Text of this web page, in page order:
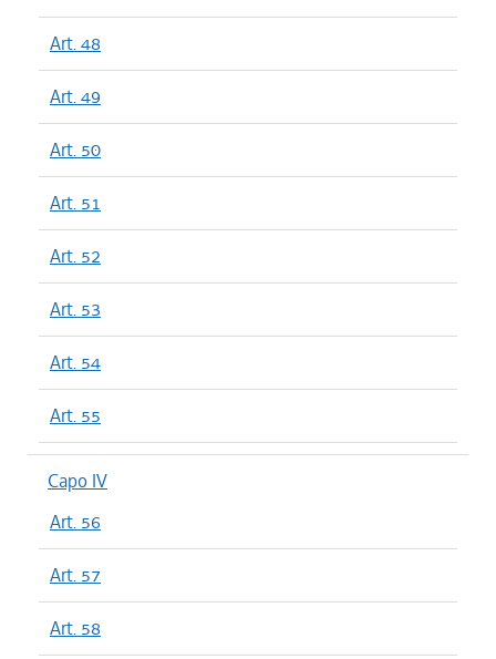
Art. 48
Art. 49
Art. 50
Art. 51
Art. 52
Art. 53
Art. 54
Art. 55
Capo IV
Art. 56
Art. 57
Art. 58